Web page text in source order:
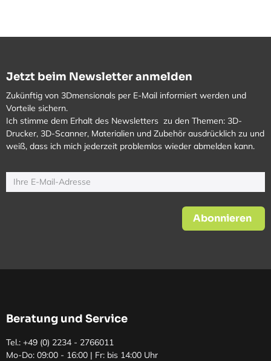
Jetzt beim Newsletter anmelden
Zukünftig von 3Dmensionals per E-Mail informiert werden und
Vorteile sichern.
Ich stimme dem Erhalt des Newsletters zu den Themen: 3D-
Drucker, 3D-Scanner, Materialien und Zubehör ausdrücklich zu und
weiß, dass ich mich jederzeit problemlos wieder abmelden kann.
Abonnieren
Beratung und Service
Tel.: +49 (0) 2234 - 2766011
Mo-Do: 09:00 - 16:00 | Fr: bis 14:00 Uhr